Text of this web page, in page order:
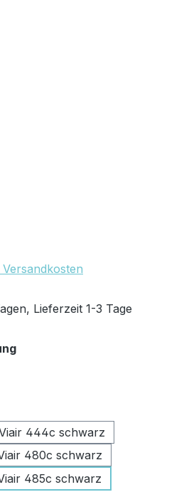
Lieferzeit 1-3 Tage
auswählen
444c schwarz
480c schwarz
485c schwarz